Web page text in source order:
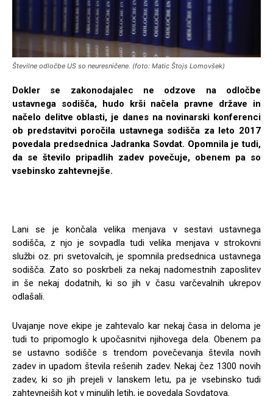
Številne odločbe US so neuresničene. (foto: Matic Štojs Lomovšek)
Dokler se zakonodajalec ne odzove na odločbe
ustavnega sodišča, hudo krši načela pravne države in
načelo delitve oblasti, je danes na novinarski konferenci
ob predstavitvi poročila ustavnega sodišča za leto 2017
povedala predsednica Jadranka Sovdat. Opomnila je tudi,
da se število pripadlih zadev povečuje, obenem pa so
vsebinsko zahtevnejše.
Lani se je končala velika menjava v sestavi ustavnega
sodišča, z njo je sovpadla tudi velika menjava v strokovni
službi oz. pri svetovalcih, je spomnila predsednica ustavnega
sodišča. Zato so poskrbeli za nekaj nadomestnih zaposlitev
in še nekaj dodatnih, ki so jih v času varčevalnih ukrepov
odlašali.
Uvajanje nove ekipe je zahtevalo kar nekaj časa in deloma je
tudi to pripomoglo k upočasnitvi njihovega dela. Obenem pa
se ustavno sodišče s trendom povečevanja števila novih
zadev in upadom števila rešenih zadev. Nekaj čez 1300 novih
zadev, ki so jih prejeli v lanskem letu, pa je vsebinsko tudi
zahtevnejših kot v minulih letih, je povedala Sovdatova.